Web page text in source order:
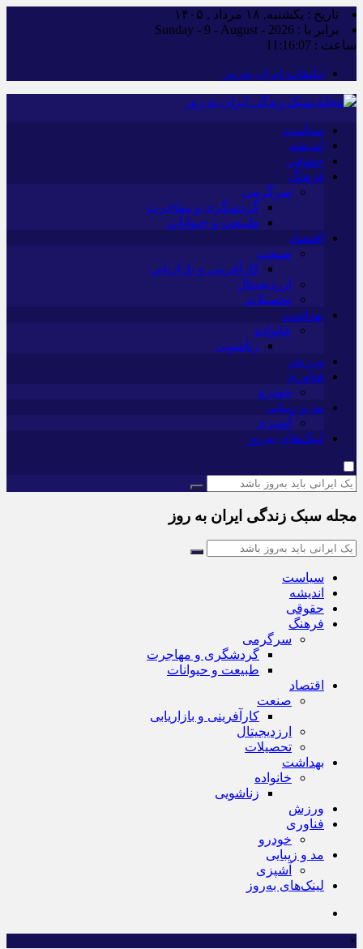
تاریخ : یکشنبه, ۱۸ مرداد , ۱۴۰۵
برابر با : Sunday - 9 - August - 2026
ساعت : 11:16:07
تبلیغات ایران به‌روز
سیاست
اندیشه
حقوقی
فرهنگ
سرگرمی
گردشگری و مهاجرت
طبیعت و حیوانات
اقتصاد
صنعت
کارآفرینی و بازاریابی
ارزدیجیتال
تحصیلات
بهداشت
خانواده
زناشویی
ورزش
فناوری
خودرو
مد و زیبایی
آشپزی
لینک‌های به‌روز
مجله سبک زندگی ایران به روز
سیاست
اندیشه
حقوقی
فرهنگ
سرگرمی
گردشگری و مهاجرت
طبیعت و حیوانات
اقتصاد
صنعت
کارآفرینی و بازاریابی
ارزدیجیتال
تحصیلات
بهداشت
خانواده
زناشویی
ورزش
فناوری
خودرو
مد و زیبایی
آشپزی
لینک‌های به‌روز
×